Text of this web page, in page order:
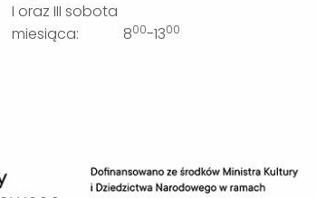
I oraz III sobota
miesiąca:
800-1300